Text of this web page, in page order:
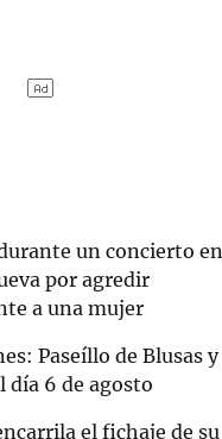
un concierto en
por agredir
a una mujer
Paseíllo de Blusas y
día 6 de agosto
el fichaje de su